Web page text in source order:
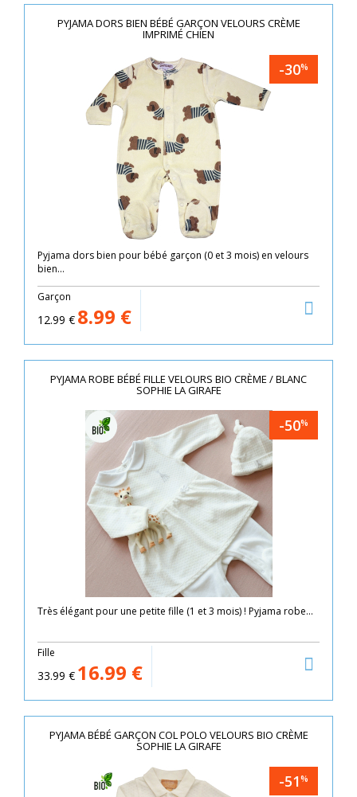
PYJAMA DORS BIEN BÉBÉ GARÇON VELOURS CRÈME
IMPRIMÉ CHIEN
-30%
Pyjama dors bien pour bébé garçon (0 et 3 mois) en velours
bien...
Garçon
12.99 € 8.99 €
PYJAMA ROBE BÉBÉ FILLE VELOURS BIO CRÈME / BLANC
SOPHIE LA GIRAFE
-50%
Très élégant pour une petite fille (1 et 3 mois) ! Pyjama robe...
Fille
33.99 € 16.99 €
PYJAMA BÉBÉ GARÇON COL POLO VELOURS BIO CRÈME
SOPHIE LA GIRAFE
-51%